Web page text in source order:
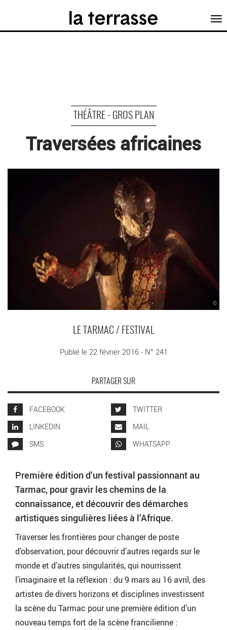
THÉÂTRE - GROS PLAN
Traversées africaines
©
LE TARMAC / FESTIVAL
Publié le 22 février 2016 - N° 241
PARTAGER SUR
FACEBOOK
TWITTER
LINKEDIN
MAIL
SMS
WHATSAPP
Première édition d’un festival passionnant au
Tarmac, pour gravir les chemins de la
connaissance, et découvrir des démarches
artistiques singulières liées à l’Afrique.
Traverser les frontières pour changer de poste
d’observation, pour découvrir d’autres regards sur le
monde et d’autres singularités, qui nourrissent
l’imaginaire et la réflexion : du 9 mars au 16 avril, des
artistes de divers horizons et disciplines investissent
la scène du Tarmac pour une première édition d’un
nouveau temps fort de la scène francilienne :